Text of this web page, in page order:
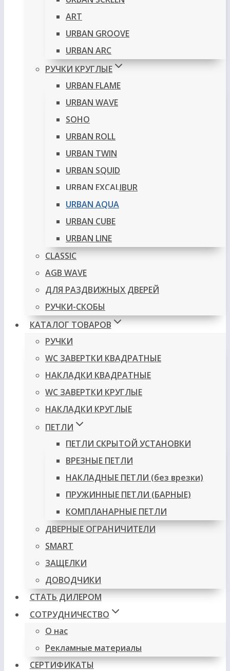
ART
URBAN GROOVE
URBAN ARC
РУЧКИ КРУГЛЫЕ
URBAN FLAME
URBAN WAVE
SOHO
URBAN ROLL
URBAN TWIN
URBAN SQUID
URBAN EXCALIBUR
URBAN AQUA
URBAN CUBE
URBAN LINE
CLASSIC
AGB WAVE
ДЛЯ РАЗДВИЖНЫХ ДВЕРЕЙ
РУЧКИ-СКОБЫ
КАТАЛОГ ТОВАРОВ
РУЧКИ
WC ЗАВЕРТКИ КВАДРАТНЫЕ
НАКЛАДКИ КВАДРАТНЫЕ
WC ЗАВЕРТКИ КРУГЛЫЕ
НАКЛАДКИ КРУГЛЫЕ
ПЕТЛИ
ПЕТЛИ СКРЫТОЙ УСТАНОВКИ
ВРЕЗНЫЕ ПЕТЛИ
НАКЛАДНЫЕ ПЕТЛИ (без врезки)
ПРУЖИННЫЕ ПЕТЛИ (БАРНЫЕ)
КОМПЛАНАРНЫЕ ПЕТЛИ
ДВЕРНЫЕ ОГРАНИЧИТЕЛИ
SMART
ЗАЩЕЛКИ
ДОВОДЧИКИ
СТАТЬ ДИЛЕРОМ
СОТРУДНИЧЕСТВО
О нас
Рекламные материалы
СЕРТИФИКАТЫ